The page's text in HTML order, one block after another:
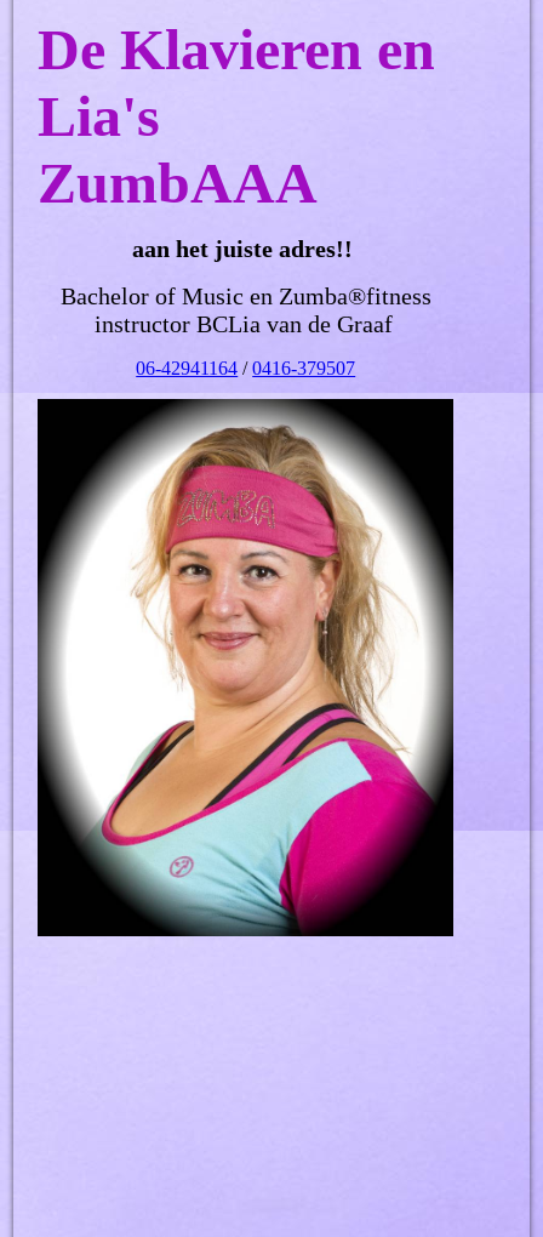
De Klavieren en
Lia's
ZumbAAA
aan het juiste adres!!
Bachelor of Music en Zumba®fitness
instructor BCLia van de Graaf
06-42941164 /0416-379507